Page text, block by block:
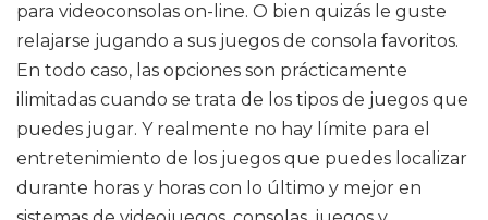
para videoconsolas on-line. O bien quizás le guste
relajarse jugando a sus juegos de consola favoritos.
En todo caso, las opciones son prácticamente
ilimitadas cuando se trata de los tipos de juegos que
puedes jugar. Y realmente no hay límite para el
entretenimiento de los juegos que puedes localizar
durante horas y horas con lo último y mejor en